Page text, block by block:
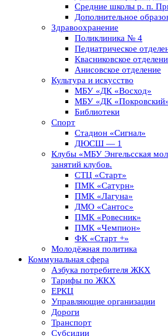
Средние школы р. п.
Дополнительное
Здравоохранение
Поликлиника № 4
Педиатрическое
Квасниковское
Анисовское отделение
Культура и искусство
МБУ «ДК «Восход»
МБУ «ДК
Библиотеки
Спорт
Стадион «Сигнал»
ДЮСШ — 1
Клубы «МБУ Энгельсская
занятий клубов.
СТЦ «Старт»
ПМК «Сатурн»
ПМК «Лагуна»
ДМО «Сантос»
ПМК «Ровесник»
ПМК «Чемпион»
ФК «Старт +»
Молодёжная политика
Коммунальная сфера
Азбука потребителя ЖКХ
Тарифы по ЖКХ
ЕРКЦ
Управляющие организации
Дороги
Транспорт
Субсидии